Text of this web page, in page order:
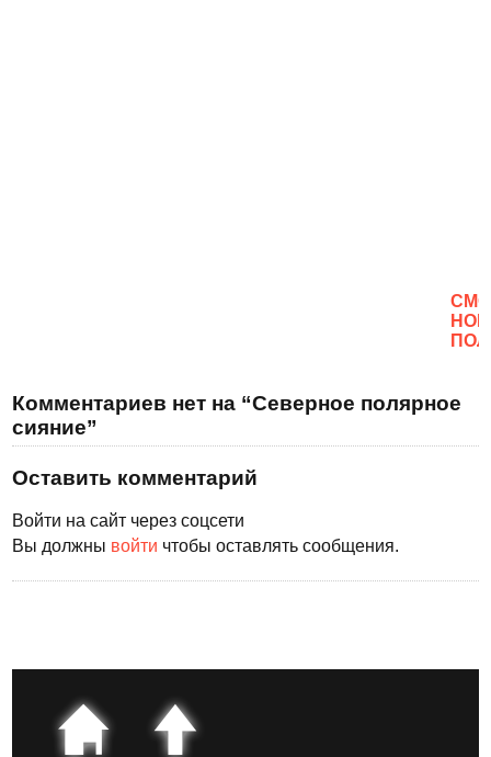
Комментариев нет на “Северное полярное
сияние”
Оставить комментарий
Войти на сайт через соцсети
Вы должны войти чтобы оставлять сообщения.